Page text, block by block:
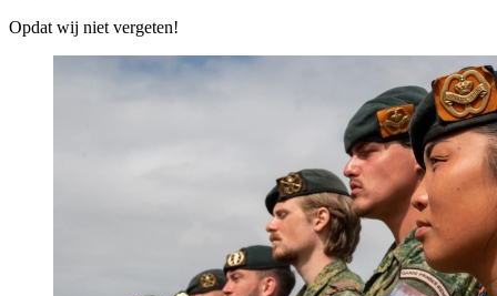
Opdat wij niet vergeten!